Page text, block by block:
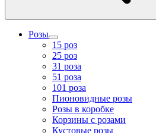
Розы
15 роз
25 роз
31 роза
51 роза
101 роза
Пионовидные розы
Розы в коробке
Корзины с розами
Кустовые розы